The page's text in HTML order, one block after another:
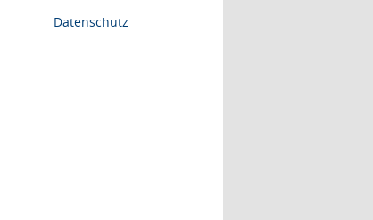
Datenschutz